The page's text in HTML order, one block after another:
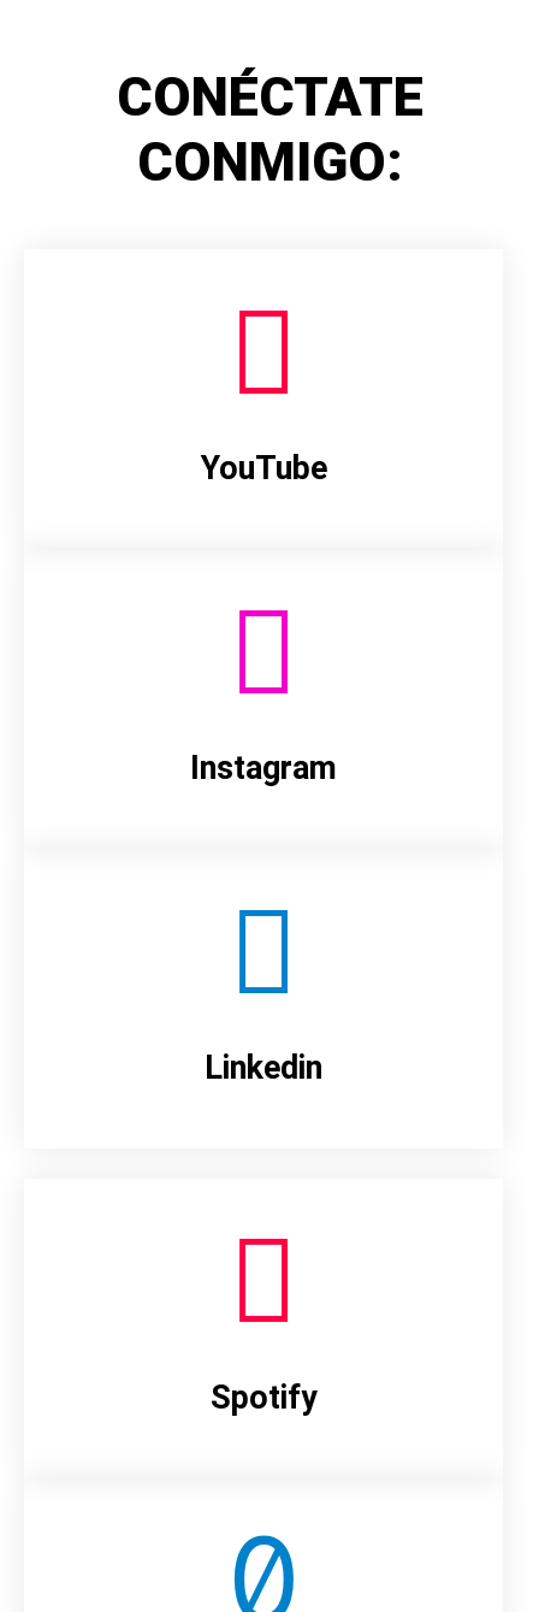
CONÉCTATE
CONMIGO:
YouTube
Instagram
Linkedin
Spotify